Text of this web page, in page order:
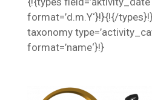
format=’d.m.Y‘}!}{!{/
taxonomy
format=’name‘}!}